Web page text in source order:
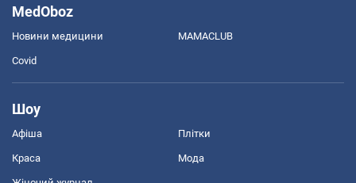
MedOboz
Новини медицини MAMACLUB
Covid
Шоу
Афіша Плітки
Краса Мода